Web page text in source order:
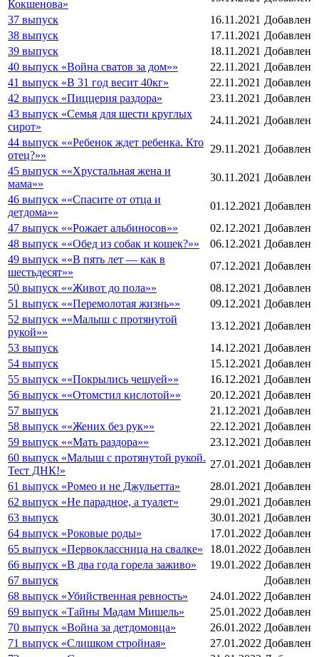
Кокшенова»
37 выпуск
16.11.2021 Добавлен
38 выпуск
17.11.2021 Добавлен
39 выпуск
18.11.2021 Добавлен
40 выпуск «Война сватов за дом»»
22.11.2021 Добавлен
41 выпуск «В 31 год весит 40кг»
22.11.2021 Добавлен
42 выпуск «Пиццерия раздора»
23.11.2021 Добавлен
43 выпуск «Семья для шести круглых
сирот»
24.11.2021 Добавлен
44 выпуск ««Ребенок ждет ребенка. Кто
отец?»»
29.11.2021 Добавлен
45 выпуск ««Хрустальная жена и
мама»»
30.11.2021 Добавлен
46 выпуск ««Спасите от отца и
детдома»»
01.12.2021 Добавлен
47 выпуск ««Рожает альбиносов»»
02.12.2021 Добавлен
48 выпуск ««Обед из собак и кошек?»»
06.12.2021 Добавлен
49 выпуск ««В пять лет — как в
шестьдесят»»
07.12.2021 Добавлен
50 выпуск ««Живот до пола»»
08.12.2021 Добавлен
51 выпуск ««Перемолотая жизнь»»
09.12.2021 Добавлен
52 выпуск ««Малыш с протянутой
рукой»»
13.12.2021 Добавлен
53 выпуск
14.12.2021 Добавлен
54 выпуск
15.12.2021 Добавлен
55 выпуск ««Покрылись чешуей»»
16.12.2021 Добавлен
56 выпуск ««Отомстил кислотой»»
20.12.2021 Добавлен
57 выпуск
21.12.2021 Добавлен
58 выпуск ««Жених без рук»»
22.12.2021 Добавлен
59 выпуск ««Мать раздора»»
23.12.2021 Добавлен
60 выпуск «Малыш с протянутой рукой.
Тест ДНК!»
27.01.2021 Добавлен
61 выпуск «Ромео и не Джульетта»
28.01.2021 Добавлен
62 выпуск «Не парадное, а туалет»
29.01.2021 Добавлен
63 выпуск
30.01.2021 Добавлен
64 выпуск «Роковые роды»
17.01.2022 Добавлен
65 выпуск «Первоклассница на свалке»
18.01.2022 Добавлен
66 выпуск «В два года горела заживо»
19.01.2022 Добавлен
67 выпуск
Добавлен
68 выпуск «Убийственная ревность»
24.01.2022 Добавлен
69 выпуск «Тайны Мадам Мишель»
25.01.2022 Добавлен
70 выпуск «Война за детдомовца»
26.01.2022 Добавлен
71 выпуск «Слишком стройная»
27.01.2022 Добавлен